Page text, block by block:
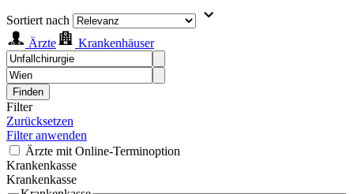
Sortiert nach
Ärzte
Krankenhäuser
Finden
Filter
Zurücksetzen
Filter anwenden
Ärzte mit Online-Terminoption
Krankenkasse
Krankenkasse